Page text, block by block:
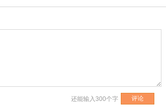
还能输入300个字